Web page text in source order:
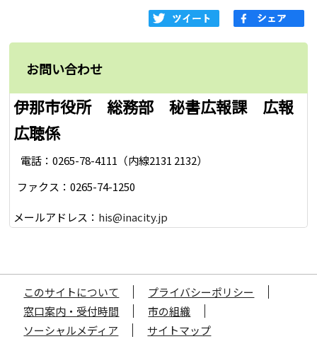
お問い合わせ
伊那市役所 総務部 秘書広報課 広報
広聴係
電話：0265-78-4111（内線2131 2132）
ファクス：0265-74-1250
メールアドレス： his@inacity.jp
このサイトについて
プライバシーポリシー
窓口案内・受付時間
市の組織
ソーシャルメディア
サイトマップ